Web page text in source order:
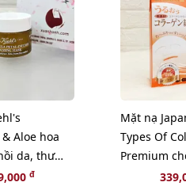
Aloe hoa
da, thư
lão hóa -
đ
Mặt nạ
Types Of
Premium
hóa, săn